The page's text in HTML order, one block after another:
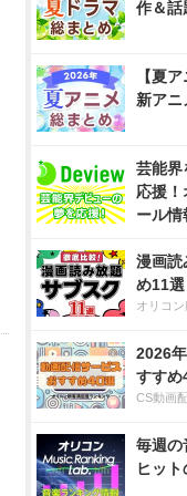
作＆話
【夏
新アニ
芸能界
応援！
ール
漫画読
め11選
オリコ
2026
すすめ
CS動画
毎週の
ヒット